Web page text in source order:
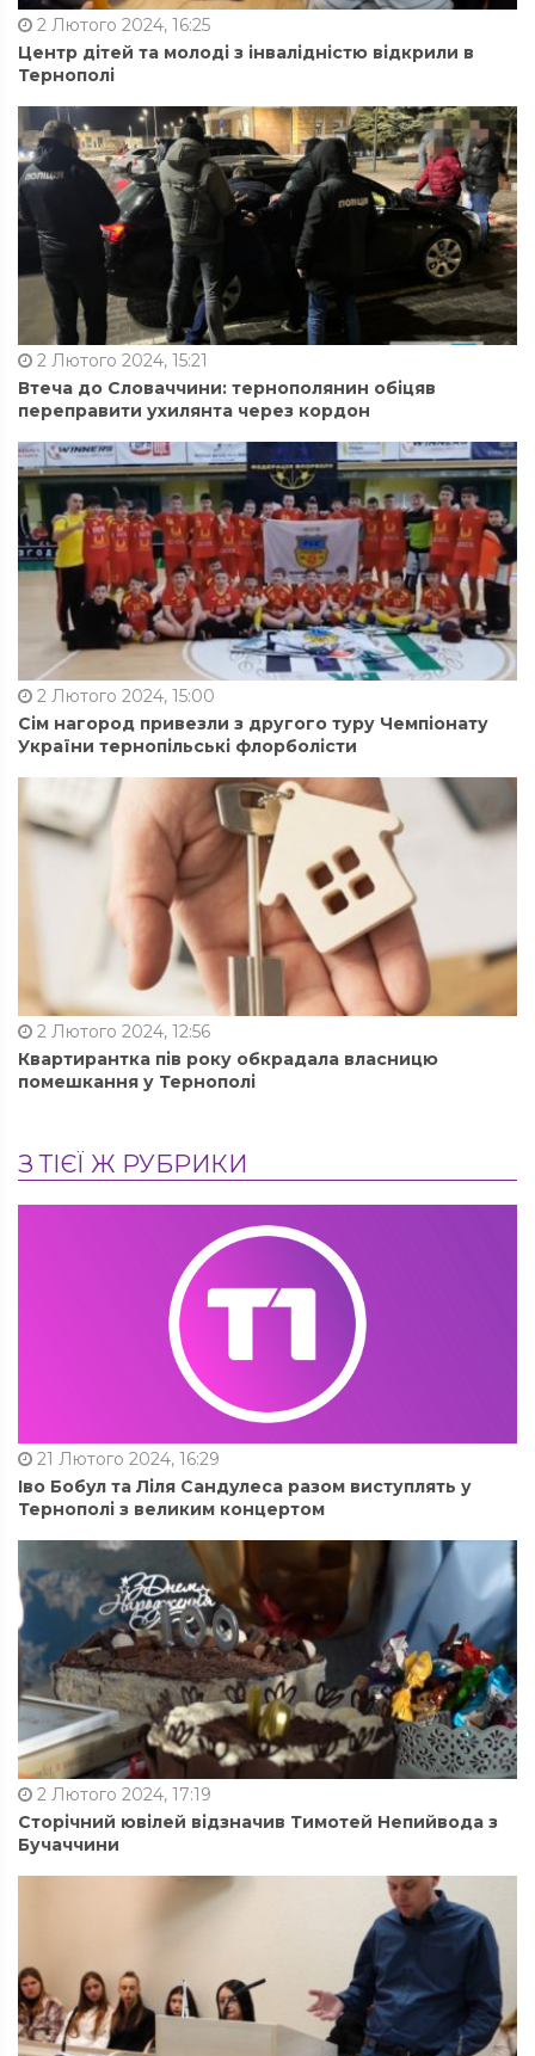
2 Лютого 2024, 16:25
Центр дітей та молоді з інвалідністю відкрили в
Тернополі
2 Лютого 2024, 15:21
Втеча до Словаччини: тернополянин обіцяв
переправити ухилянта через кордон
2 Лютого 2024, 15:00
Сім нагород привезли з другого туру Чемпіонату
України тернопільські флорболісти
2 Лютого 2024, 12:56
Квартирантка пів року обкрадала власницю
помешкання у Тернополі
З ТІЄЇ Ж РУБРИКИ
21 Лютого 2024, 16:29
Іво Бобул та Ліля Сандулеса разом виступлять у
Тернополі з великим концертом
2 Лютого 2024, 17:19
Сторічний ювілей відзначив Тимотей Непийвода з
Бучаччини